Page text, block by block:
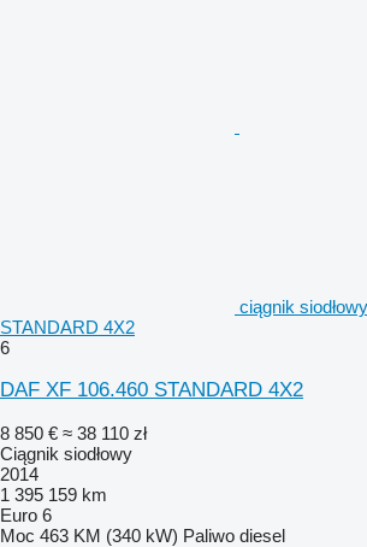
ciągnik
STANDARD 4X2
6
DAF XF 106.460 STANDARD 4X2
8 850 € ≈ 38 110 zł
Ciągnik siodłowy
2014
1 395 159 km
Euro 6
Moc 463 KM (340 kW) Paliwo diesel